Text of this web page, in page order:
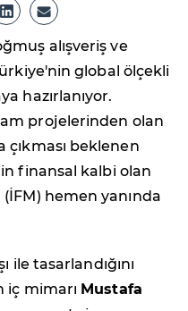
alışveriş ve
global ölçekli
hazırlanıyor.
projelerinden olan
çıkması beklenen
finansal kalbi olan
hemen yanında
ile tasarlandığını
iç mimarı Mustafa